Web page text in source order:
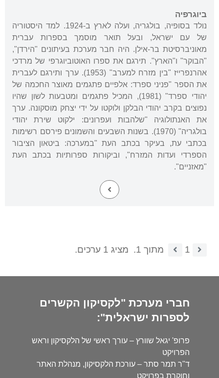
ביוגרפיה
נולד בסופיה, בולגריה, ועלה לארץ ב-1924. למד היסטוריה
של עם ישראל, ובעל תואר מוסמך בספרות עברית
מאוניברסיטת בר-אילן. היה חבר מערכת בעיתונים "הירדן",
"הבוקר" ו"הארץ". תירגם את ספרו האוטוביוגרפי של מרדכי
אהרנפרייז "בין מזרח למערב" (1953). ערך ותירגם לעברית
את הספר "פניני ספרד: אלפיים פתגמים מאוצר החכמה של
יהודי ספרד" (1981), המכיל פתגמים ומטבעות לשון שהיו
נפוצים בקרב יהודי הבלקן ולוקטו על ידי יצחק מוסקונה. ערך
את האנתולוגיה "שלהבות ועפרונים: ילקוט שירת יהודי
בולגריה" (1970). בשנות השבעים והשמונים פירסם רשימות
בכתבי עת, בעיקר בכתב העת "במערכה: ביטאון הציבור
הספרדי ועדות המזרח", וביקורות ספרותיות בכתב העת
"מאזניים".
1 מתוך 1. מציג 1 ערכים.
חברי מערכת "לקסיקון הקשרים
לספרות ישראלית":
פרופ' יגאל שוורץ – עורך ראשי של הלקסיקון וראש
הפרויקט
ד"ר תמר סתר – עורכת הלקסיקון, מנהלת האתר
וחוקרת בפרויקט